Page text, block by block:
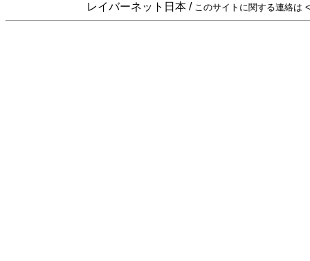
レイバーネット日本 / このサイトに関する連絡は